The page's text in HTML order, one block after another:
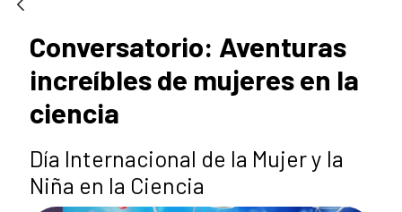
Conversatorio: Aventuras
increíbles de mujeres en la
ciencia
Día Internacional de la Mujer y la
Niña en la Ciencia